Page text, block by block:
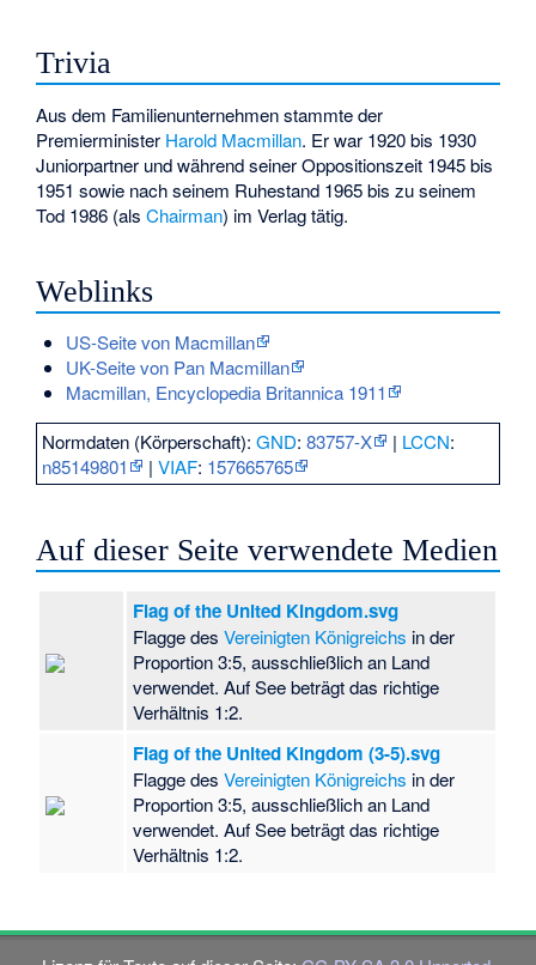
Trivia
Aus dem Familienunternehmen stammte der
Premierminister Harold Macmillan. Er war 1920 bis 1930
Juniorpartner und während seiner Oppositionszeit 1945 bis
1951 sowie nach seinem Ruhestand 1965 bis zu seinem
Tod 1986 (alsChairman) im Verlag tätig.
Weblinks
US-Seite von Macmillan
UK-Seite von Pan Macmillan
Macmillan, Encyclopedia Britannica 1911
Normdaten (Körperschaft):GND:83757-X | LCCN:
n85149801
|VIAF: 157665765
Auf dieser Seite verwendete Medien
Flag of the United Kingdom.svg
Flagge desVereinigten Königreichs in der
Proportion 3:5, ausschließlich an Land
verwendet. Auf See beträgt das richtige
Verhältnis 1:2.
Flag of the United Kingdom (3-5).svg
Flagge desVereinigten Königreichs in der
Proportion 3:5, ausschließlich an Land
verwendet. Auf See beträgt das richtige
Verhältnis 1:2.